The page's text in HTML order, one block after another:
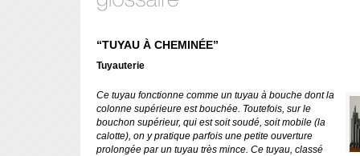
“TUYAU À CHEMINÉE”
Tuyauterie
Ce tuyau fonctionne comme un tuyau à bouche dont la
colonne supérieure est bouchée. Toutefois, sur le
bouchon supérieur, qui est soit soudé, soit mobile (la
calotte), on y pratique parfois une petite ouverture
prolongée par un tuyau très mince. Ce tuyau, classé